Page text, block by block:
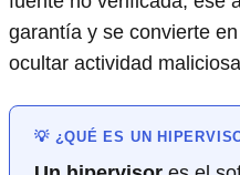
garantía y se convierte
ocultar actividad
💡 ¿QUÉ ES UN